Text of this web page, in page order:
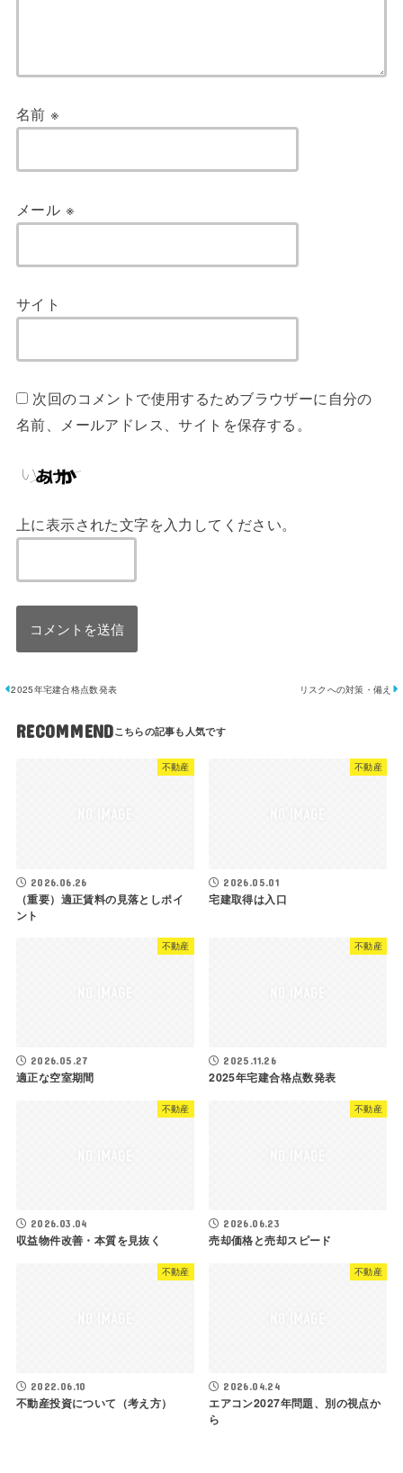
名前※
メール ※
サイト
次回のコメントで使用するためブラウザーに自分の
名前、メールアドレス、サイトを保存する。
上に表示された文字を入力してください。
2025年宅建合格点数発表 リスクへの対策・備え
RECOMMEND
不動産
2026.06.26
（重要）適正賃料の見落としポイ
ント
不動産
2026.05.01
宅建取得は入口
不動産
2026.05.27
適正な空室期間
不動産
2025.11.26
2025年宅建合格点数発表
不動産
2026.03.04
収益物件改善・本質を見抜く
不動産
2026.06.23
売却価格と売却スピード
不動産
2022.06.10
不動産投資について（考え方）
不動産
2026.04.24
エアコン2027年問題、別の視点か
ら